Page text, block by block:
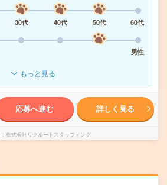
30代 40代 50代
60代
男性
もっと見る
応募へ進む 詳しく見る
株式会社リクルートスタッフィング